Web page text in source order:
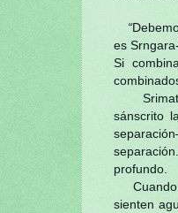
“
es
Si
Srimati
sánscrito
profundo.
Cuando
sienten